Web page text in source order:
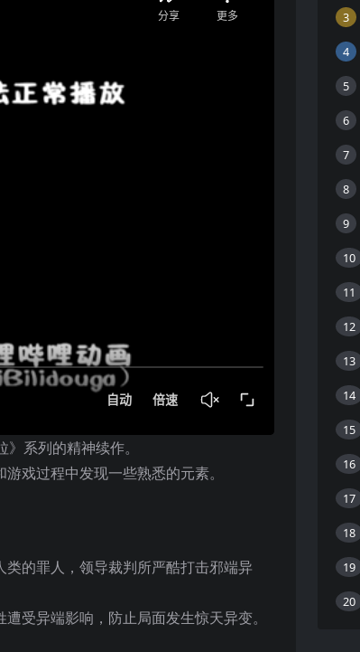
系列的精神续作。
戏过程中发现一些熟悉的元素。
的罪人，领导裁判所严酷打击邪端异
遭受异端影响 ，防止局面发生惊天异变。
3
4
5
6
7
8
9
10
11
12
13
14
15
16
17
18
19
20